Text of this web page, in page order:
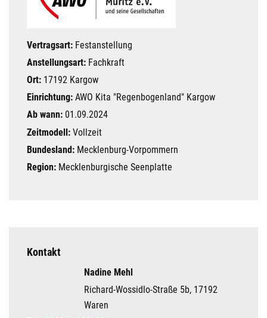
Vertragsart: Festanstellung
Anstellungsart: Fachkraft
Ort: 17192 Kargow
Einrichtung: AWO Kita "Regenbogenland" Kargow
Ab wann: 01.09.2024
Zeitmodell: Vollzeit
Bundesland: Mecklenburg-Vorpommern
Region: Mecklenburgische Seenplatte
Kontakt
Nadine Mehl
Richard-Wossidlo-Straße 5b, 17192
Waren